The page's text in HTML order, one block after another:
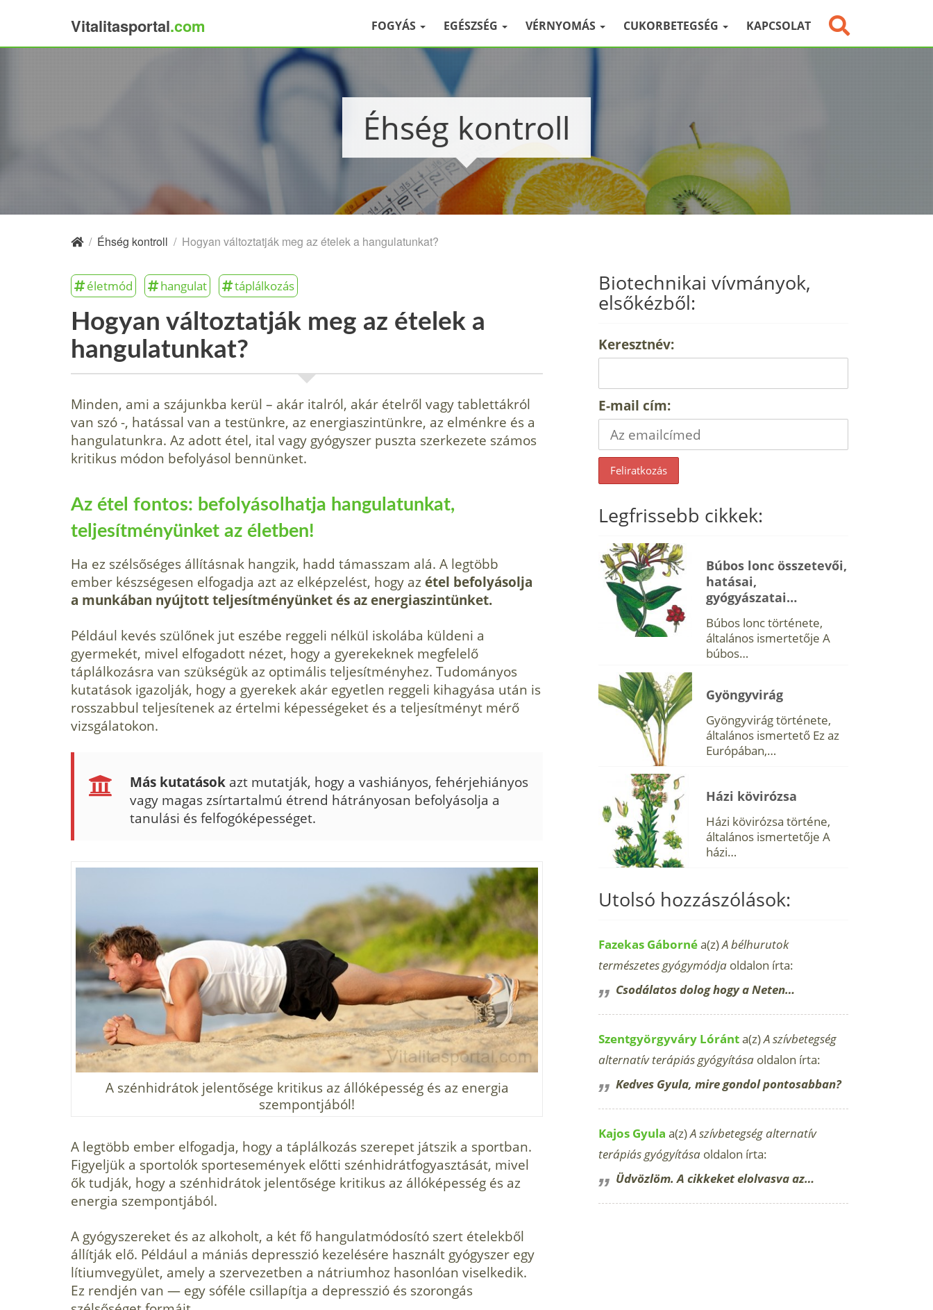
Vitalitasportal.com FOGYÁS EGÉSZSÉG VÉRNYOMÁS CUKORBETEGSÉG KAPCSOLAT
Éhség kontroll
/ Éhség kontroll / Hogyan változtatják meg az ételek a hangulatunkat?
életmód hangulat táplálkozás
Hogyan változtatják meg az ételek a
hangulatunkat?
Minden, ami a szájunkba kerül – akár italról, akár ételről vagy tablettákról
van szó -, hatással van a testünkre, az energiaszintünkre, az elménkre és a
hangulatunkra. Az adott étel, ital vagy gyógyszer puszta szerkezete számos
kritikus módon befolyásol bennünket.
Az étel fontos: befolyásolhatja hangulatunkat,
teljesítményünket az életben!
Ha ez szélsőséges állításnak hangzik, hadd támasszam alá. A legtöbb
ember készségesen elfogadja azt az elképzelést, hogy azétel befolyásolja
a munkában nyújtott teljesítményünket és az energiaszintünket.
Például kevés szülőnek jut eszébe reggeli nélkül iskolába küldeni a
gyermekét, mivel elfogadott nézet, hogy a gyerekeknek megfelelő
táplálkozásra van szükségük az optimális teljesítményhez. Tudományos
kutatások igazolják, hogy a gyerekek akár egyetlen reggeli kihagyása után is
rosszabbul teljesítenek az értelmi képességeket és a teljesítményt mérő
vizsgálatokon.
Más kutatások azt mutatják, hogy a vashiányos, fehérjehiányos
vagy magas zsírtartalmú étrend hátrányosan befolyásolja a
tanulási és felfogóképességet.
A szénhidrátok jelentősége kritikus az állóképesség és az energia
szempontjából!
A legtöbb ember elfogadja, hogy a táplálkozás szerepet játszik a sportban.
Figyeljük a sportolók sportesemények előtti szénhidrátfogyasztását, mivel
ők tudják, hogy a szénhidrátok jelentősége kritikus az állóképesség és az
energia szempontjából.
A gyógyszereket és az alkoholt, a két fő hangulatmódosító szert ételekből
állítják elő. Például a mániás depresszió kezelésére használt gyógyszer egy
lítiumvegyület, amely a szervezetben a nátriumhoz hasonlóan viselkedik.
Ez rendjén van — egy sóféle csillapítja a depresszió és szorongás
Biotechnikai vívmányok,
elsőkézből:
Keresztnév:
E-mail cím:
Legfrissebb cikkek:
Búbos lonc összetevői,
hatásai,
gyógyászatai…
Búbos lonc története,
általános ismertetője A
búbos…
Gyöngyvirág
Gyöngyvirág története,
általános ismertető Ez az
Európában,…
Házi kövirózsa
Házi kövirózsa történe,
általános ismertetője A
házi…
Utolsó hozzászólások:
Fazekas Gábornéa(z)A bélhurutok
természetes gyógymódja oldalon írta:
Csodálatos dolog hogy a Neten…
Szentgyörgyváry Lóránta(z)A szívbetegség
alternatív terápiás gyógyítása oldalon írta:
Kedves Gyula, mire gondol pontosabban?
Kajos Gyula a(z)A szívbetegség alternatív
terápiás gyógyítása oldalon írta:
Üdvözlöm. A cikkeket elolvasva az…
×